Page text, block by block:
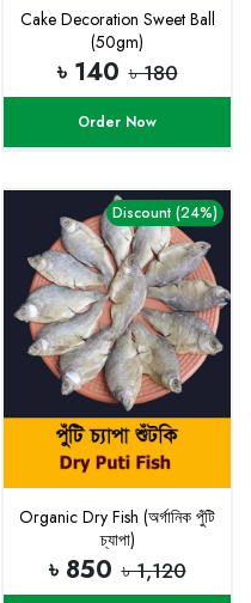
Cake Decoration Sweet Ball
(50gm)
৳ 140 ৳ 180
Order Now
Discount (24%)
Organic Dry Fish (অর্গানিক পুঁটি
চ্যাপা)
৳ 850 ৳ 1,120